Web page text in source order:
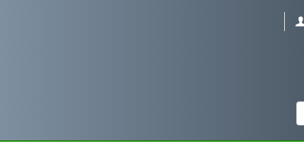
e contattaci su WHATSAPP